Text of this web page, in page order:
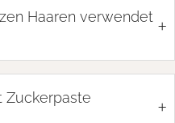
Haaren verwendet +
Zuckerpaste
+